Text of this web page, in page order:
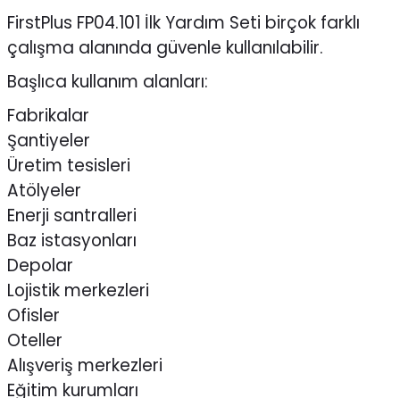
FirstPlus FP04.101 İlk Yardım Seti birçok farklı
çalışma alanında güvenle kullanılabilir.
Başlıca kullanım alanları:
Fabrikalar
Şantiyeler
Üretim tesisleri
Atölyeler
Enerji santralleri
Baz istasyonları
Depolar
Lojistik merkezleri
Ofisler
Oteller
Alışveriş merkezleri
Eğitim kurumları